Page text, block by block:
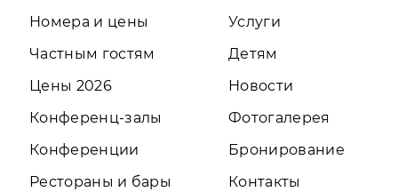
Номера и цены
Частным гостям
Цены 2026
Конференц-залы
Конференции
Рестораны и бары
Услуги
Детям
Новости
Фотогалерея
Бронирование
Контакты